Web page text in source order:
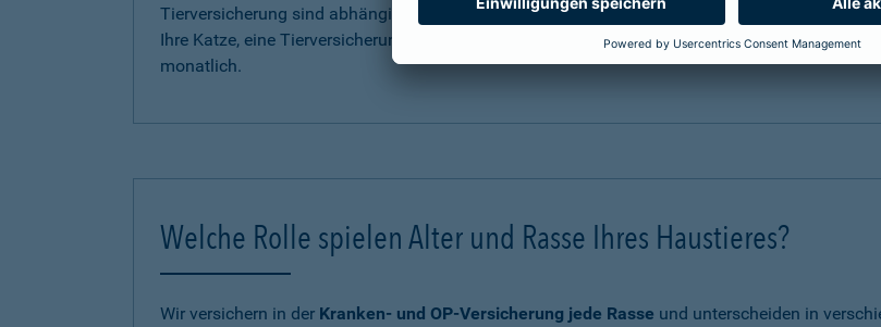
Tierversicherung sind abhängig vom Tarif, dem Erstattungssatz, der Selbstbeteiligung, dem
Ihre Katze, eine Tierversicherung für Ihren Hund oder eine Tierversicherung für Ihr Pferd
monatlich.
Welche Rolle spielen Alter und Rasse Ihres Haustieres?
Wir versichern in der Kranken- und OP-Versicherung jede Rasse und unterscheiden in